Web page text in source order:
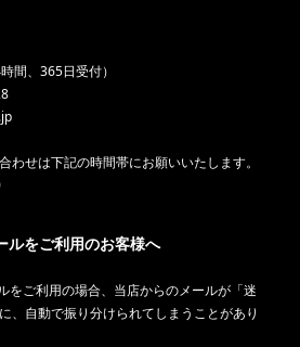
間、365日受付）
わせは下記の時間帯にお願いいたします。
ルをご利用のお客様へ
をご利用の場合、当店からのメールが「迷
、自動で振り分けられてしまうことがあり